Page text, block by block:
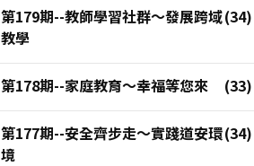
第179期--教師學習社群～發展跨域
教學
第178期--家庭教育～幸福等您來
第177期--安全齊步走～實踐道安環
境